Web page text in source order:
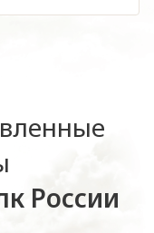
России